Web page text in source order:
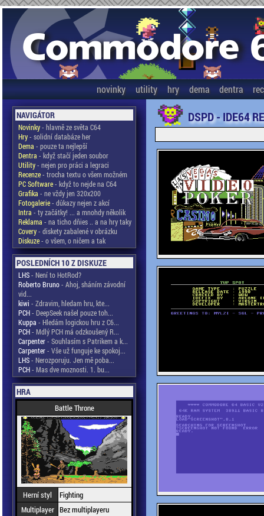
novinky utility hry dema dentra
NAVIGÁTOR
Novinky- hlavně ze světa C64
Hry- solidní databáze her
Dema - pouze ta nejlepší
Dentra - když stačí jeden soubor
Utility- nejen pro práci a legraci
Recenze- trocha textu o všem možném
PC Software- když to nejde na C64
Grafika - ne vždy jen 320x200
Fotogalerie- důkazy nejen z akcí
Intra - ty začátky! ... a mnohdy několik
Reklama - na ticho dňies .. a na hry taky
Covery- diskety zabalené v obrázku
Diskuze- o všem, o ničem a tak
POSLEDNÍCH 10 Z DISKUZE
LHS- Není to HotRod?
Roberto Bruno- Ahoj, sháním závodní
vid...
kiwi - Zdravim, hledam hru, kte...
PCH- DeepSeek našel pouze toh...
Kuppa - Hledám logickou hru z C6...
PCH- Mdlý PCH má odzkoušený R...
Carpenter- Souhlasím s Patrikem a k...
Carpenter- Vše už funguje ke spokoj...
LHS- Nerozporuju. Jen mě poba...
PCH- Mas dve moznosti. 1. bu...
HRA
Battle Throne
Herní styl
Fighting
Multiplayer Bez multiplayeru
DSPD - IDE64